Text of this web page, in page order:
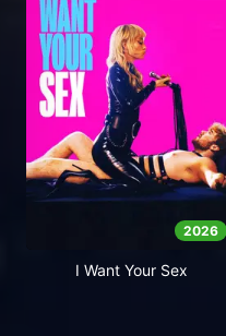
2026
I Want Your Sex